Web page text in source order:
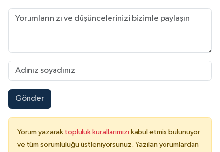
Gönder
Yorum yazarak topluluk kurallarımızı kabul etmiş bulunuyor
ve tüm sorumluluğu üstleniyorsunuz. Yazılan yorumlardan